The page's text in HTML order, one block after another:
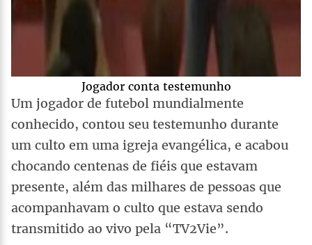
Jogador conta testemunho
Um jogador de futebol mundialmente
conhecido, contou seu testemunho durante
um culto em uma igreja evangélica, e acabou
chocando centenas de fiéis que estavam
presente, além das milhares de pessoas que
acompanhavam o culto que estava sendo
transmitido ao vivo pela “TV2Vie”.